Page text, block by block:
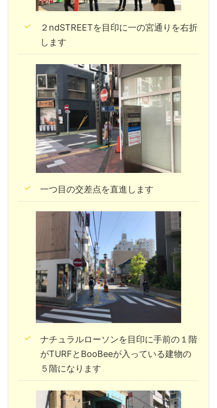
２ndSTREETを目印に一の宮通りを右折
します
一つ目の交差点を直進します
ナチュラルローソンを目印に手前の１階
がTURFとBooBeeが入っている建物の
５階になります